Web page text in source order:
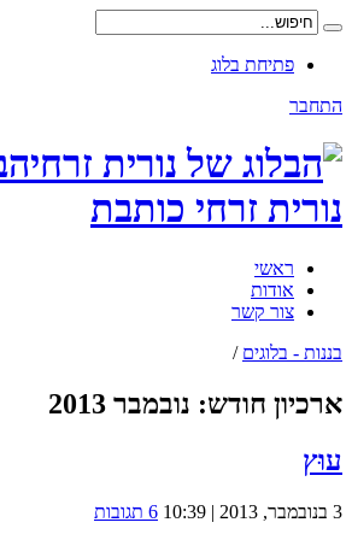
פתיחת בלוג
התחבר
נורית זרחי כותבת
ראשי
אודות
צור קשר
בננות - בלוגים /
ארכיון חודש: נובמבר 2013
עוּץ
3 בנובמבר, 2013 | 10:39
6 תגובות